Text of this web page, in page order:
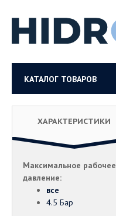
КАТАЛОГ ТОВАРОВ
ХАРАКТЕРИСТИКИ
Максимальное рабочее
давление:
все
4.5 Бар